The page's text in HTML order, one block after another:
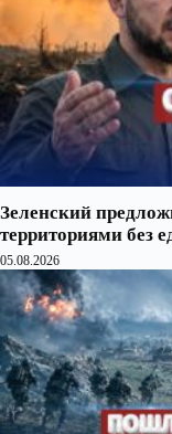
Зеленский
территориями без
05.08.2026